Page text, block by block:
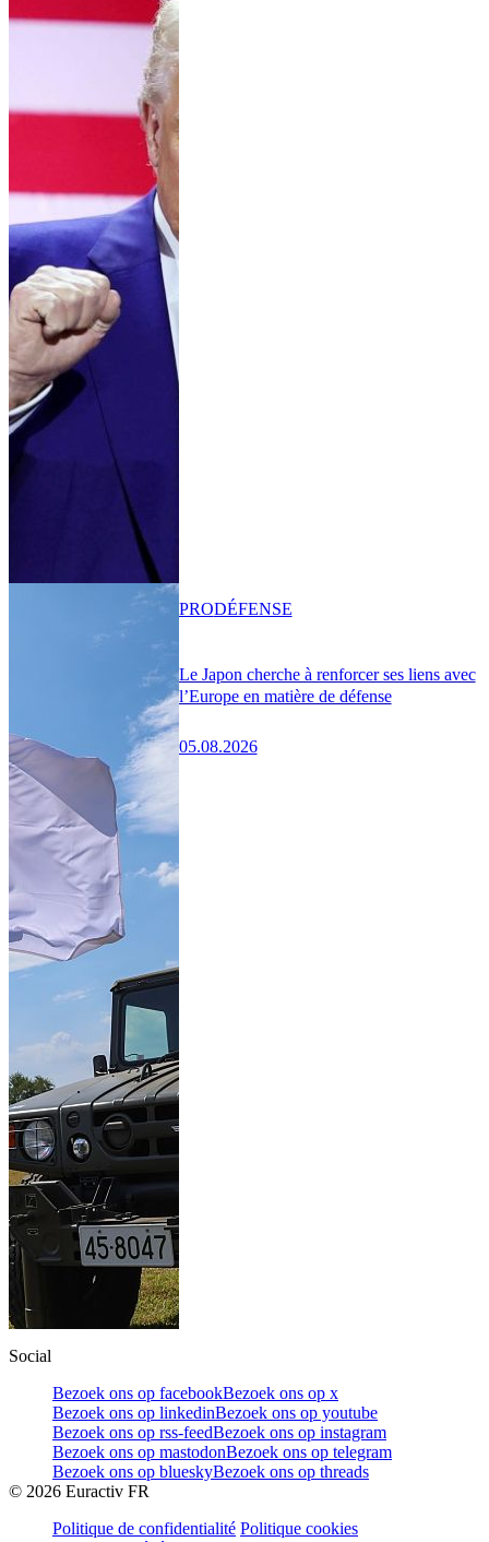
Le Japon cherche à renforcer ses liens avec
l’Europe en matière de défense
05.08.2026
PRODÉFENSE
Social
Bezoek ons op facebookBezoek ons op x
Bezoek ons op linkedinBezoek ons op youtube
Bezoek ons op rss-feedBezoek ons op instagram
Bezoek ons op mastodonBezoek ons op telegram
Bezoek ons op blueskyBezoek ons op threads
© 2026 Euractiv FR
Politique de confidentialité Politique cookies